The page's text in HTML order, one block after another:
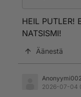
HEIL PUTLER!
NATSISMI!
Äänestä
2026-07-04